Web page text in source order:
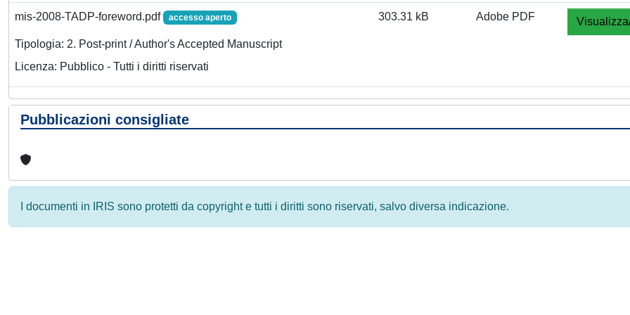
mis-2008-TADP-foreword.pdf accesso aperto
Tipologia: 2. Post-print / Author's Accepted Manuscript
Licenza: Pubblico - Tutti i diritti riservati
303.31 kB Adobe PDF
Pubblicazioni consigliate
I documenti in IRIS sono protetti da copyright e tutti i diritti sono riservati, salvo diversa indicazione.